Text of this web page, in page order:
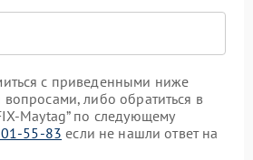
с приведенными ниже
либо обратиться в
Maytag” по следующему
55-83 если не нашли ответ на